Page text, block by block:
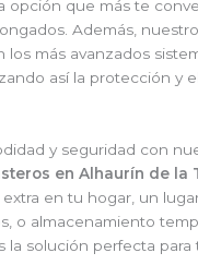
opción que más te
Además,
los más avanzados
así la protección y
y seguridad con
en Alhaurín de la
en tu hogar, un
o almacenamiento
la solución perfecta para